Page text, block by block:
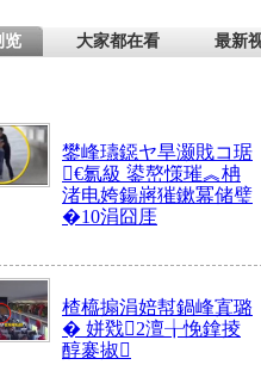
览 大家都在看 最新
鐢峰瓙鐚ヤ旱灏戝コ琚
€氱級 鍙嶅憡璀︽柟
渚电姱鍚嶈獕鏉冪储璧
�10涓囧厓
楂橀搧涓婄幇鍋峰寘璐
� 姘戣2澶╁悗鎿掕
醇褰掓